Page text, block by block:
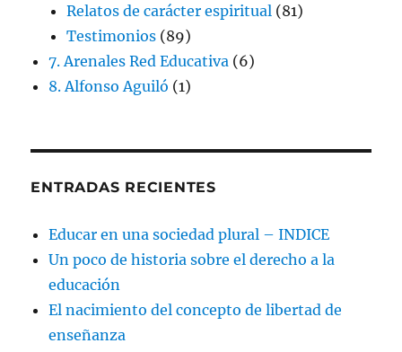
Relatos de carácter espiritual (81)
Testimonios (89)
7. Arenales Red Educativa (6)
8. Alfonso Aguiló (1)
ENTRADAS RECIENTES
Educar en una sociedad plural – INDICE
Un poco de historia sobre el derecho a la
educación
El nacimiento del concepto de libertad de
enseñanza